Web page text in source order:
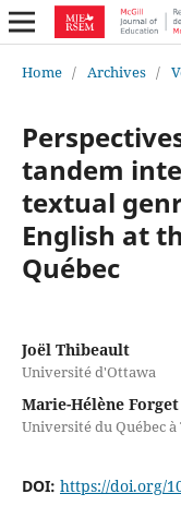
Home / Archives /
tandem
textual
English at
Québec
Joël Thibeault
Université d'Ottawa
Marie-Hélène Forget
Université du Québec
DOI: https://doi.org/